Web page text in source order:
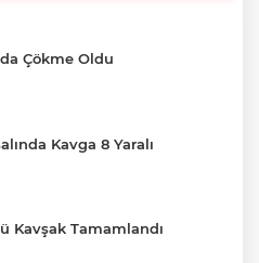
Çökme Oldu
Kavga 8 Yaralı
Kavşak Tamamlandı